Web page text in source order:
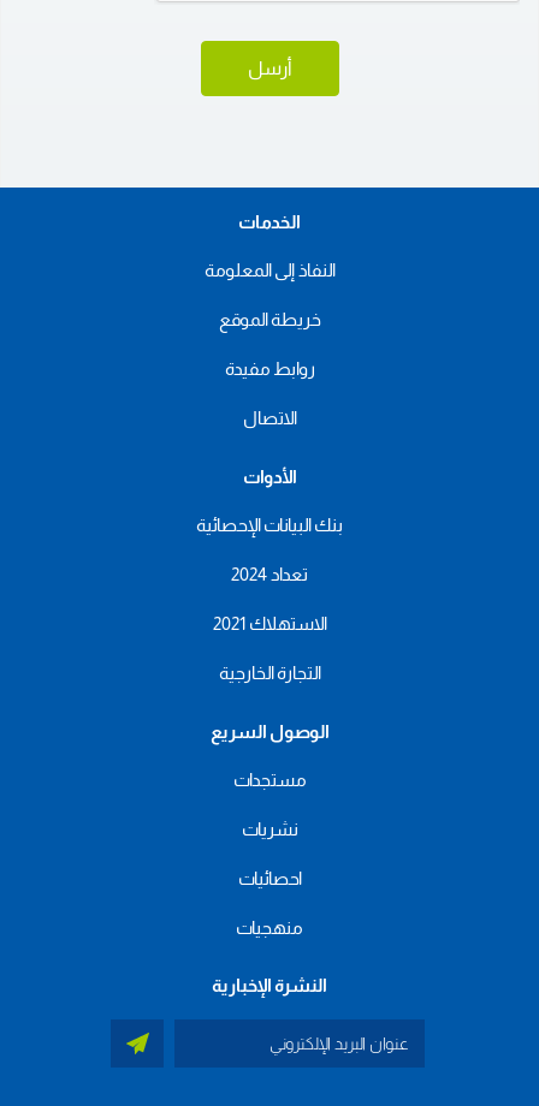
أرسل
الخدمات
النفاذ إلى المعلومة
خريطة الموقع
روابط مفيدة
الاتصال
الأدوات
بنك البيانات الإحصائية
تعداد 2024
الاستهلاك 2021
التجارة الخارجية
الوصول السريع
مستجدات
نشريات
احصائيات
منهجيات
النشرة الإخبارية